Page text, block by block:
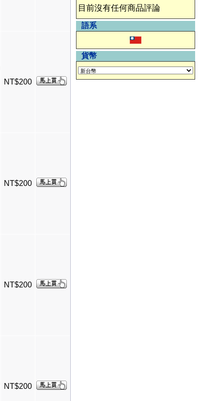
NT$200
NT$200
NT$200
NT$200
目前沒有任何商品評論
語系
貨幣